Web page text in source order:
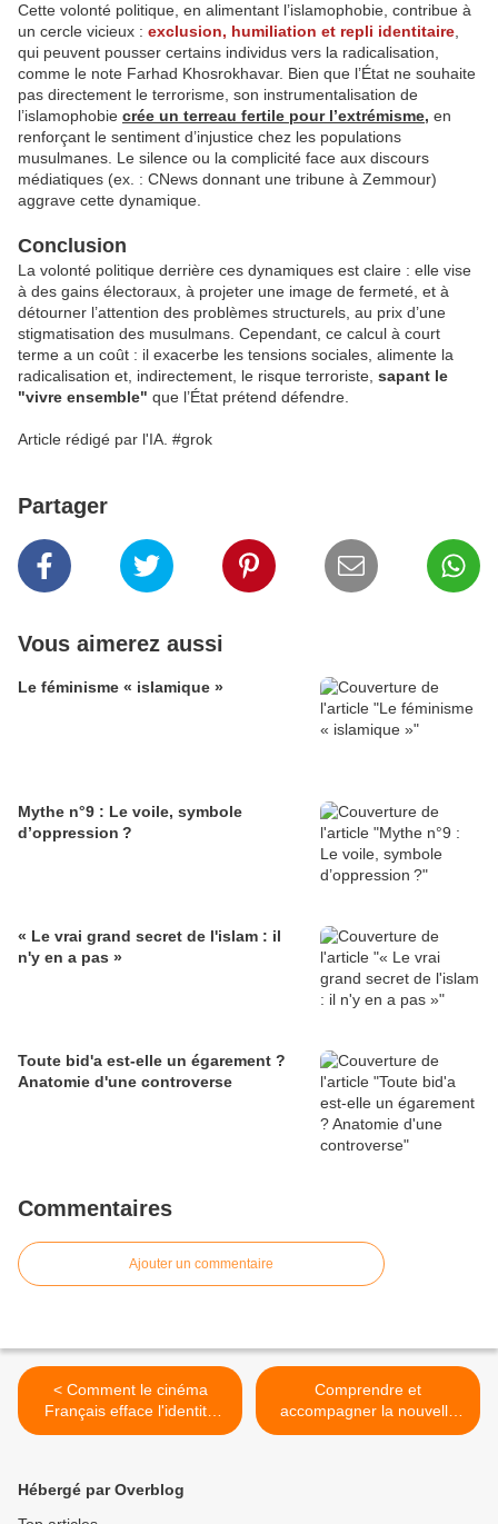
Cette volonté politique, en alimentant l’islamophobie, contribue à
un cercle vicieux : exclusion, humiliation et repli identitaire
qui peuvent pousser certains individus vers la radicalisation,
comme le note Farhad Khosrokhavar. Bien que l’État ne souhaite
pas directement le terrorisme, son instrumentalisation de
l’islamophobie crée un terreau fertile pour l’extrémisme, en
renforçant le sentiment d’injustice chez les populations
musulmanes. Le silence ou la complicité face aux discours
médiatiques (ex. : CNews donnant une tribune à Zemmour)
aggrave cette dynamique.
Conclusion
La volonté politique derrière ces dynamiques est claire : elle vise
à des gains électoraux, à projeter une image de fermeté, et à
détourner l’attention des problèmes structurels, au prix d’une
stigmatisation des musulmans. Cependant, ce calcul à court
terme a un coût : il exacerbe les tensions sociales, alimente la
radicalisation et, indirectement, le risque terroriste, sapant le
"vivre ensemble" que l’État prétend défendre.
Article rédigé par l'IA. #grok
Partager
Vous aimerez aussi
Le féminisme « islamique »
Mythe n°9 : Le voile, symbole
d’oppression ?
« Le vrai grand secret de l'islam : il
n'y en a pas »
Toute bid'a est-elle un égarement ?
Anatomie d'une controverse
Commentaires
Ajouter un commentaire
< Comment le cinéma
Français efface l'identité
Arabo-musulmane et
Comprendre et
accompagner la nouvelle
génération "Z" >
Hébergé par Overblog